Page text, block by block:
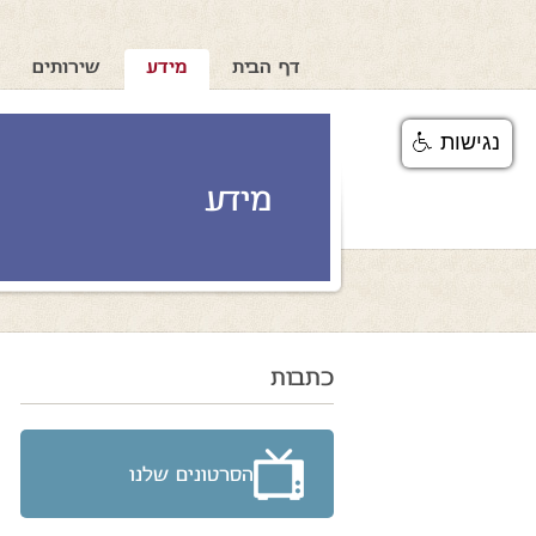
דף הבית מידע שירותים
מידע
כתבות
הסרטונים שלנו
נגישות